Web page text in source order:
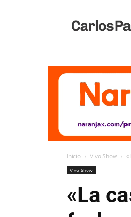
Vivo
Inicio Vivo Show
Vivo Show
«La